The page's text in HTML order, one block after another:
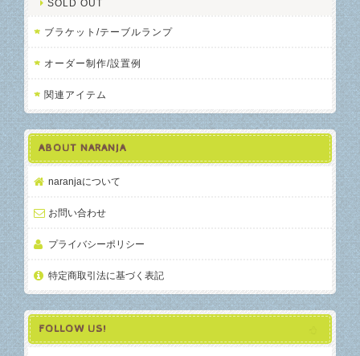
SOLD OUT
ブラケット/テーブルランプ
オーダー制作/設置例
関連アイテム
ABOUT NARANJA
naranjaについて
お問い合わせ
プライバシーポリシー
特定商取引法に基づく表記
FOLLOW US!